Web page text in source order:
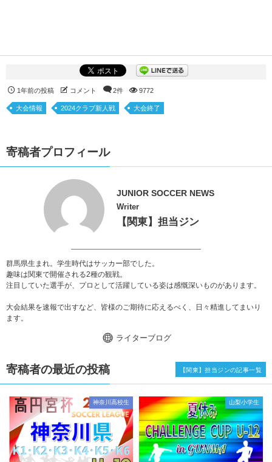
1年前の投稿 コメント 2件 9772
大会情報 2024クラブ新人戦 大会終了
寄稿者プロフィール
JUNIOR SOCCER NEWS
Writer
【関東】担当ジン
群馬県生まれ。学生時代はサッカー部でした。
趣味は関東で開催される2種の観戦。
注目していた選手が、プロとして活躍している姿は感慨深いものがあります。
大会結果を速報で出すなど、皆様のご期待に応えるべく、日々精進してまいり
ます。
ライターブログ
寄稿者の最近の投稿
神奈川高校生 山梨小学生
【関東】担当ジンの記事一覧